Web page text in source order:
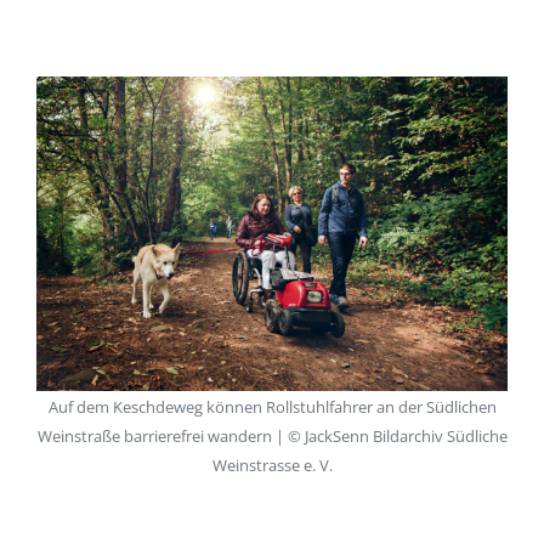
Auf dem Keschdeweg können Rollstuhlfahrer an der Südlichen
Weinstraße barrierefrei wandern | © JackSenn Bildarchiv Südliche
Weinstrasse e. V.